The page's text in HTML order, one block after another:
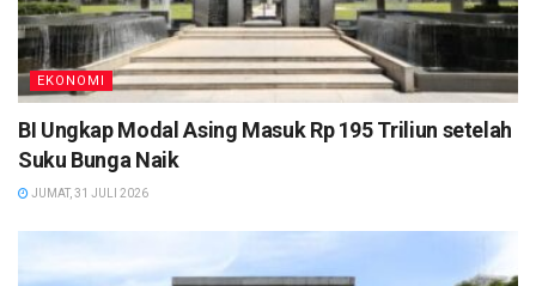
EKONOMI
BI Ungkap Modal Asing Masuk Rp 195 Triliun setelah
Suku Bunga Naik
JUMAT, 31 JULI 2026